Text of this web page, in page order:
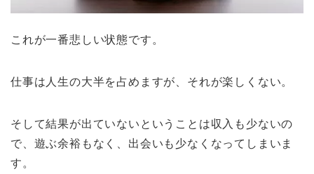
これが一番悲しい状態です。
仕事は人生の大半を占めますが、それが楽しくない。
そして結果が出ていないということは収入も少ないの
で、遊ぶ余裕もなく、出会いも少なくなってしまいま
す。